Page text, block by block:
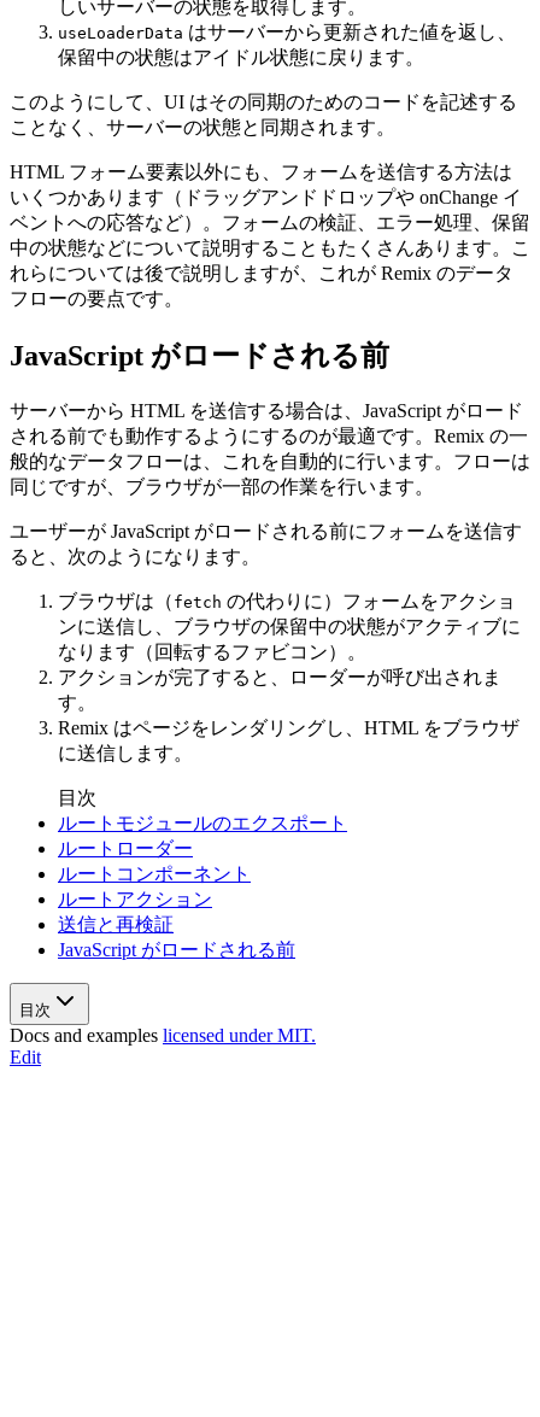
しいサーバーの状態を取得します。
useLoaderData はサーバーから更新された値を返し、
保留中の状態はアイドル状態に戻ります。
このようにして、UI はその同期のためのコードを記述する
ことなく、サーバーの状態と同期されます。
HTML フォーム要素以外にも、フォームを送信する方法は
いくつかあります（ドラッグアンドドロップや onChange イ
ベントへの応答など）。フォームの検証、エラー処理、保留
中の状態などについて説明することもたくさんあります。こ
れらについては後で説明しますが、これが Remix のデータ
フローの要点です。
JavaScript がロードされる前
サーバーから HTML を送信する場合は、JavaScript がロード
される前でも動作するようにするのが最適です。Remix の一
般的なデータフローは、これを自動的に行います。フローは
同じですが、ブラウザが一部の作業を行います。
ユーザーが JavaScript がロードされる前にフォームを送信す
ると、次のようになります。
ブラウザは（ fetch の代わりに）フォームをアクショ
ンに送信し、ブラウザの保留中の状態がアクティブに
なります（回転するファビコン）。
アクションが完了すると、ローダーが呼び出されま
す。
Remix はページをレンダリングし、HTML をブラウザ
に送信します。
目次
ルートモジュールのエクスポート
ルートローダー
ルートコンポーネント
ルートアクション
送信と再検証
JavaScript がロードされる前
目次
Docs and examples licensed under MIT.
Edit